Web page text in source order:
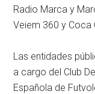
Radio Marca y
Veiem 360 y Coca
Las entidades
a cargo del Club
Española de